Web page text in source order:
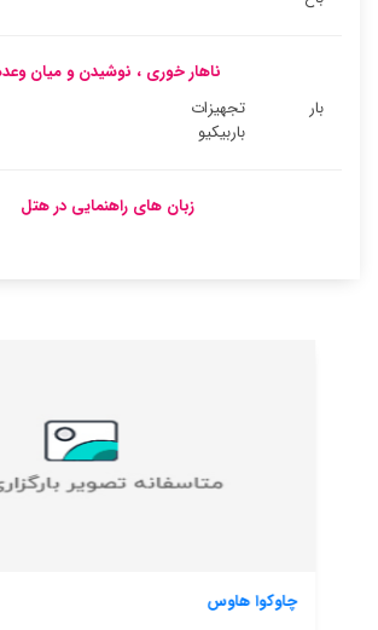
ناهار خوری ، نوشیدن و میان
بار
تجهیزات
باربیکیو
زبان های راهنمایی در هتل
چاوکوا هاوس